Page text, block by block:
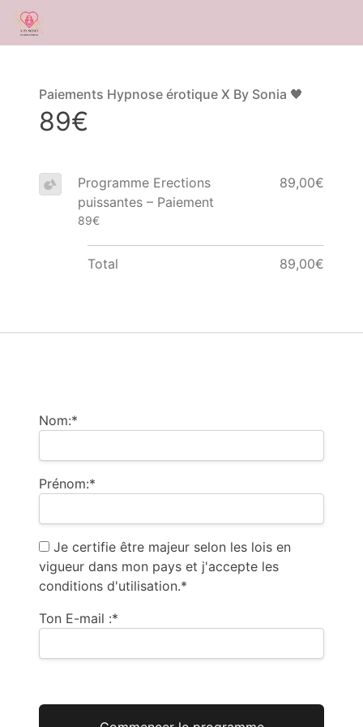
Nom:*
Prénom:*
Je certifie être majeur selon les lois en
vigueur dans mon pays et j'accepte les
conditions d'utilisation.*
Ton E-mail :*
Aucune valeur
Paiements Hypnose érotique X By Sonia 🖤
89€
Programme Erections
puissantes – Paiement
89€
89,00€
Total 89,00€